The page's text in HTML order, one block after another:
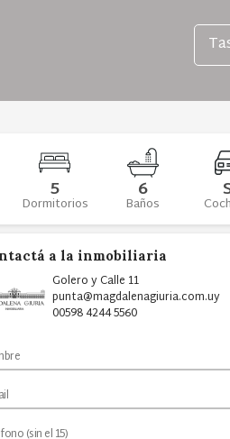
5
Dormitorios 6
Baños
a la inmobiliaria
Golero y Calle 11
punta@magdalenagiuria.com.uy
00598 4244 5560